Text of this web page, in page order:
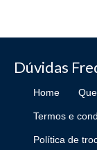
Dúvidas
Home
Termos e
Política de